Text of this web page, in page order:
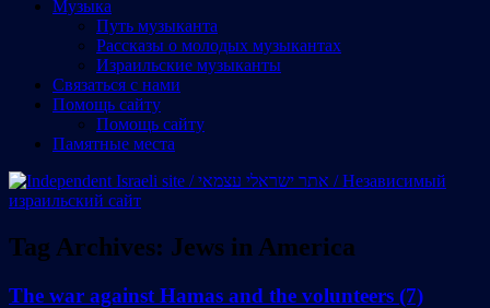
Музыка
Путь музыканта
Рассказы о молодых музыкантах
Израильские музыканты
Cвязаться с нами
Помощь сайту
Помощь сайту
Памятные места
Tag Archives: Jews in America
The war against Hamas and the volunteers (7)